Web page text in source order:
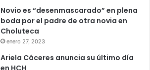
Novio es “desenmascarado” en plena
boda por el padre de otra novia en
Choluteca
enero 27, 2023
Ariela Cáceres anuncia su último día
en HCH